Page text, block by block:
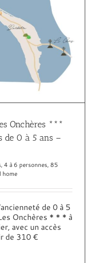
Onchères ***
de 0 à 5 ans –
, 4 à 6 personnes, 85
home
de 0 à 5
Onchères * * * à
avec un accès
de 310 €